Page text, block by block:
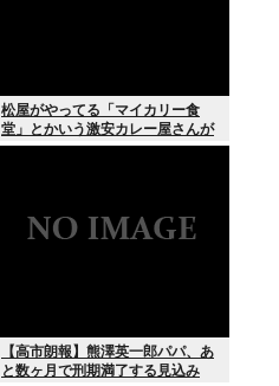
松屋がやってる「マイカリー食
堂」とかいう激安カレー屋さんが
こちらwww
【高市朗報】熊澤英一郎パパ、あ
と数ヶ月で刑期満了する見込み